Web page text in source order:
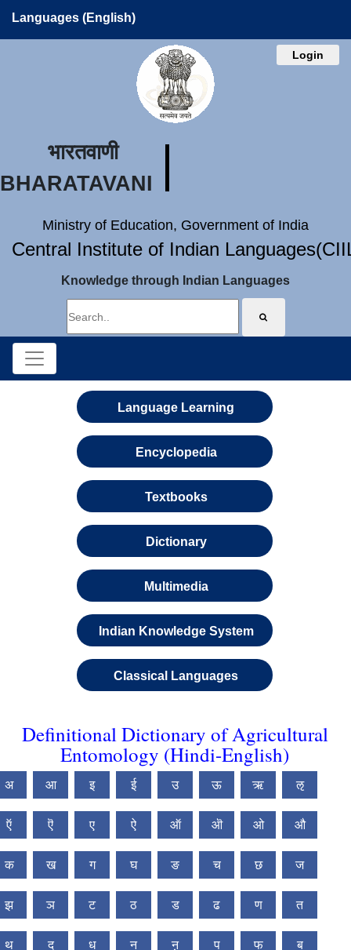
Languages (English)
Login
भारतवाणी
BHARATAVANI
Ministry of Education, Government of India
Central Institute of Indian
Knowledge through Indian Languages
Language Learning
Encyclopedia
Textbooks
Dictionary
Multimedia
Indian Knowledge System
Classical Languages
Definitional Dictionary of Agricultural
Entomology (Hindi-English)
अ आ इ ई उ ऊ ऋ ऌ
ऍ ऎ ए ऐ ऑ ऒ ओ औ
क ख ग घ ङ च छ ज
झ ञ ट ठ ड ढ ण त
थ द ध न ऩ प फ ब